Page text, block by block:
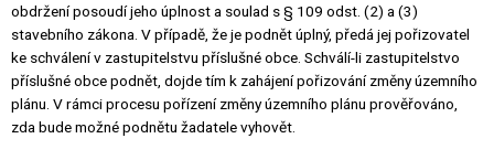
obdržení posoudí jeho úplnost a soulad s § 109 odst. (2) a (3)
stavebního zákona. V případě, že je podnět úplný, předá jej pořizovatel
ke schválení v zastupitelstvu příslušné obce. Schválí-li zastupitelstvo
příslušné obce podnět, dojde tím k zahájení pořizování změny územního
plánu. V rámci procesu pořízení změny územního plánu prověřováno,
zda bude možné podnětu žadatele vyhovět.